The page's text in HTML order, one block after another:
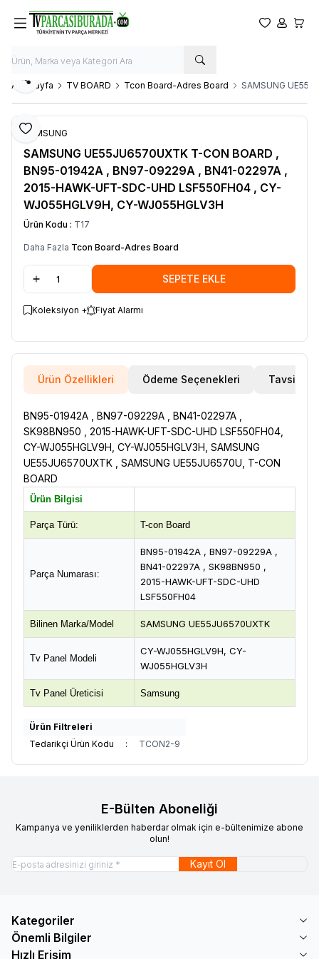
Favorilerim
Hesabım
Ana Sayfa TV BOARD Tcon Board-Adres Board SAMSUNG
Favoriye Ekle
Paylaş
SAMSUNG
SAMSUNG UE55JU6570UXTK T-CON BOARD ,
BN95-01942A , BN97-09229A , BN41-02297A ,
2015-HAWK-UFT-SDC-UHD LSF550FH04 , CY-
WJ055HGLV9H, CY-WJ055HGLV3H
Ürün Kodu : T17
Daha Fazla Tcon Board-Adres Board
SEPETE EKLE
Koleksiyon + Fiyat Alarmı
Ürün Özellikleri Ödeme Seçenekleri Tavsiye Et
BN95-01942A , BN97-09229A , BN41-02297A ,
SK98BN950 , 2015-HAWK-UFT-SDC-UHD LSF550FH04,
CY-WJ055HGLV9H, CY-WJ055HGLV3H, SAMSUNG
UE55JU6570UXTK , SAMSUNG UE55JU6570U, T-CON
BOARD
Ürün Bilgisi
Parça Türü: T-con Board
Parça Numarası:
BN95-01942A , BN97-09229A ,
BN41-02297A , SK98BN950 ,
2015-HAWK-UFT-SDC-UHD
LSF550FH04
Bilinen Marka/Model SAMSUNG UE55JU6570UXTK
Tv Panel Modeli
CY-WJ055HGLV9H, CY-
WJ055HGLV3H
Tv Panel Üreticisi Samsung
Ürün Filtreleri
Tedarikçi Ürün Kodu
: TCON2-9
E-Bülten Aboneliği
Kampanya ve yeniliklerden haberdar olmak için e-bültenimize abone
olun!
Kayıt Ol
Kategoriler
Önemli Bilgiler
Hızlı Erişim